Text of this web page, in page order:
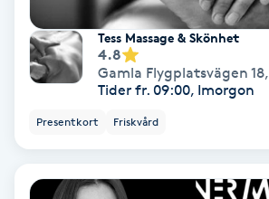
Brynplockning
Bröllopsuppsättning
Tess Massage & Skönhet
4.8
Gamla Flygplatsvägen 18,
Tider fr. 09:00, Imorgon
Presentkort Friskvård